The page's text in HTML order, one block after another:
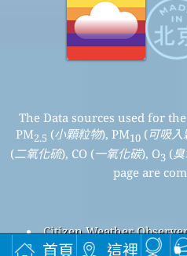
首頁 這裡
The Data sources used for
PM2.5 (小顆粒物), PM10 (可吸
(二氧化硫), CO (一氧化碳), O3 (
page are
Citizen Weather
BMKG | Badan